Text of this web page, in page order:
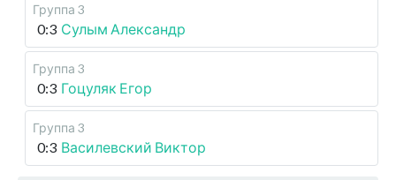
Группа 3
0:3 Сулым Александр
Группа 3
0:3 Гоцуляк Егор
Группа 3
0:3 Василевский Виктор